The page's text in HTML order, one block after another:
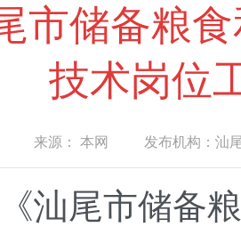
市储备粮
技术岗位
来源： 本网 发布机构： 汕
尾市储备粮